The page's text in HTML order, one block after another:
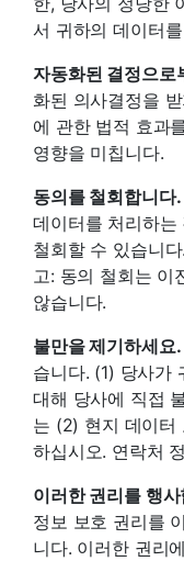
서 귀하의 데이터
자동화된 결정으로
화된 의사결정을
에 관한 법적 효과
영향을 미칩니다.
동의를 철회합니다.
데이터를 처리하
철회할 수 있습니
고: 동의 철회는 이
않습니다.
불만을 제기하세요.
습니다. (1) 당사가
대해 당사에 직접
는 (2) 현지 데이터
하십시오. 연락처
이러한 권리를 행
정보 보호 권리를
니다. 이러한 권리